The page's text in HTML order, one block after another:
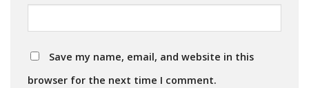
Save my name, email, and website in this
browser for the next time I comment.